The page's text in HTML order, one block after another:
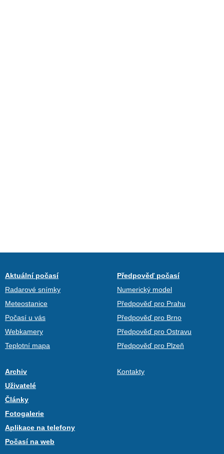
Aktuální počasí
Radarové snímky
Meteostanice
Počasí u vás
Webkamery
Teplotní mapa
Předpověď počasí
Numerický model
Předpověď pro Prahu
Předpověď pro Brno
Předpověď pro Ostravu
Předpověď pro Plzeň
Archiv
Uživatelé
Články
Fotogalerie
Aplikace na telefony
Počasí na web
Kontakty